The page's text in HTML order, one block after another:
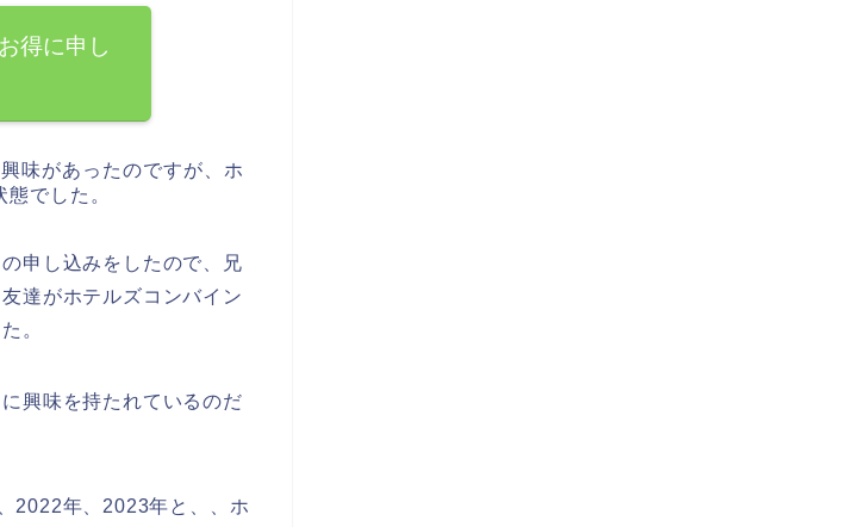
得に申し
味があったのですが、ホ
でした。
申し込みをしたので、兄
達がホテルズコンバイン
。
興味を持たれているのだ
2022年、2023年と、、ホ